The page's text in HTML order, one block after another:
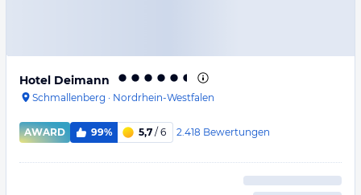
Hotel Deimann
Schmallenberg · Nordrhein-Westfalen
AWARD 99% 5,7 / 6 2.418 Bewertungen